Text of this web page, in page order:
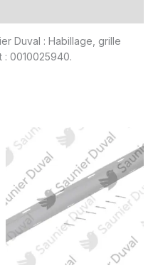
Duval : Habillage, grille
: 0010025940.